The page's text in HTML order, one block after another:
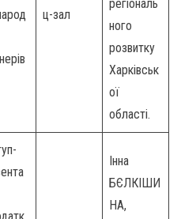
ц-зал
регіональ
ного
розвитку
Харківськ
ої
області.
Інна
БЄЛКІШИ
НА,